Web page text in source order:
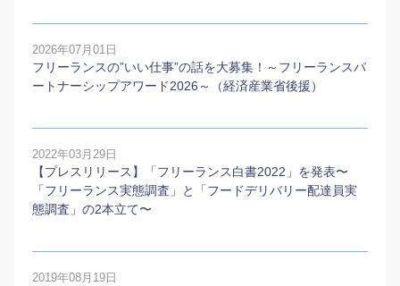
2026年07月01日
フリーランスの”いい仕事”の話を大募集！～フリーランスパ
ートナーシップアワード2026～（経済産業省後援）
2022年03月29日
【プレスリリース】「フリーランス白書2022」を発表〜
「フリーランス実態調査」と「フードデリバリー配達員実
態調査」の2本⽴て〜
2019年08月19日